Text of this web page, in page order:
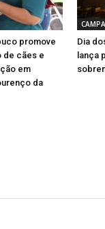
promove
de cães e
em
da
Dia
lança